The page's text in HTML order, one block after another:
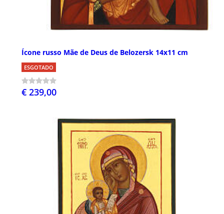
Ícone russo Mãe de Deus de Belozersk 14x11 cm
ESGOTADO
€ 239,00